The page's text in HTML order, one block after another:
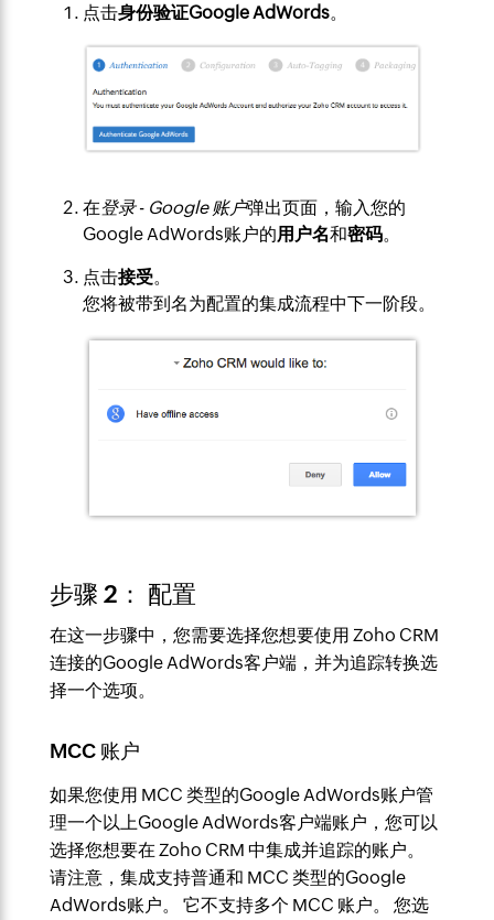
点击身份验证Google AdWords。
在登录- Google 账户弹出页面，输入您的
Google AdWords账户的用户名和密码。
点击接受。
您将被带到名为配置的集成流程中下一阶段。
步骤 2： 配置
在这一步骤中，您需要选择您想要使用 Zoho CRM
连接的Google AdWords客户端，并为追踪转换选
择一个选项。
MCC 账户
如果您使用 MCC 类型的Google AdWords账户管
理一个以上Google AdWords客户端账户，您可以
选择您想要在 Zoho CRM 中集成并追踪的账户。
请注意，集成支持普通和 MCC 类型的Google
AdWords账户。 它不支持多个 MCC 账户。 您选